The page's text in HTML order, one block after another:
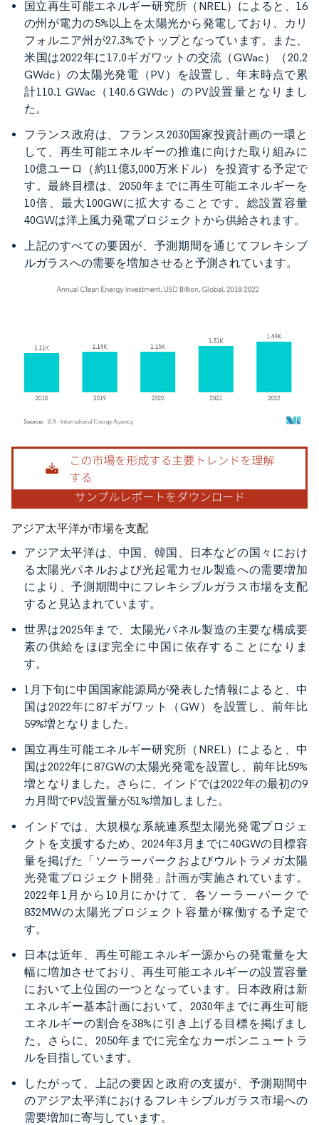
国立再生可能エネルギー研究所（NREL）によると、16
の州が電力の5%以上を太陽光から発電しており、カリ
フォルニア州が27.3%でトップとなっています。また、
米国は2022年に17.0ギガワットの交流（GWac）（20.2
GWdc）の太陽光発電（PV）を設置し、年末時点で累
計110.1 GWac（140.6 GWdc）のPV設置量となりまし
た。
フランス政府は、フランス2030国家投資計画の一環と
して、再生可能エネルギーの推進に向けた取り組みに
10億ユーロ（約11億3,000万米ドル）を投資する予定で
す。最終目標は、2050年までに再生可能エネルギーを
10倍、最大100GWに拡大することです。総設置容量
40GWは洋上風力発電プロジェクトから供給されます。
上記のすべての要因が、予測期間を通じてフレキシブ
ルガラスへの需要を増加させると予測されています。
画像 © Mordor Intelligence。再利用にはCC BY 4.0の表示が必要です。
アジア太平洋が市場を支配
アジア太平洋は、中国、韓国、日本などの国々におけ
る太陽光パネルおよび光起電力セル製造への需要増加
により、予測期間中にフレキシブルガラス市場を支配
すると見込まれています。
世界は2025年まで、太陽光パネル製造の主要な構成要
素の供給をほぼ完全に中国に依存することになりま
す。
1月下旬に中国国家能源局が発表した情報によると、中
国は2022年に87ギガワット（GW）を設置し、前年比
59%増となりました。
国立再生可能エネルギー研究所（NREL）によると、中
国は2022年に87GWの太陽光発電を設置し、前年比59%
増となりました。さらに、インドでは2022年の最初の9
カ月間でPV設置量が51%増加しました。
インドでは、大規模な系統連系型太陽光発電プロジェ
クトを支援するため、2024年3月までに40GWの目標容
量を掲げた「ソーラーパークおよびウルトラメガ太陽
光発電プロジェクト開発」計画が実施されています。
2022年1月から10月にかけて、各ソーラーパークで
832MWの太陽光プロジェクト容量が稼働する予定で
す。
日本は近年、再生可能エネルギー源からの発電量を大
幅に増加させており、再生可能エネルギーの設置容量
において上位国の一つとなっています。日本政府は新
エネルギー基本計画において、2030年までに再生可能
エネルギーの割合を38%に引き上げる目標を掲げまし
た。さらに、2050年までに完全なカーボンニュートラ
ルを目指しています。
したがって、上記の要因と政府の支援が、予測期間中
のアジア太平洋におけるフレキシブルガラス市場への
需要増加に寄与しています。